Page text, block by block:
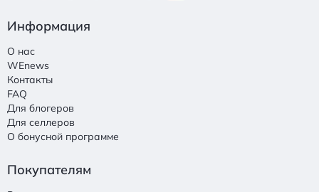
Информация
О нас
WEnews
Контакты
FAQ
Для блогеров
Для селлеров
О бонусной программе
Покупателям